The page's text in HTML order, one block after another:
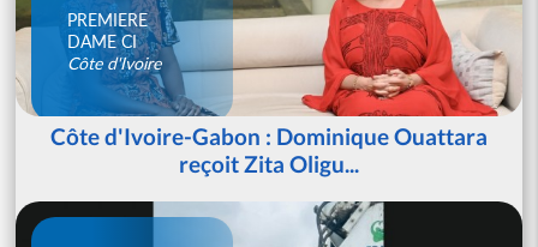
PREMIERE
DAME CI
Côte d'Ivoire
Côte d'Ivoire-Gabon : Dominique Ouattara
reçoit Zita Oligu...